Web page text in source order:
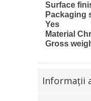
Surface
Packaging
Yes
Material
Gross
Informaţii